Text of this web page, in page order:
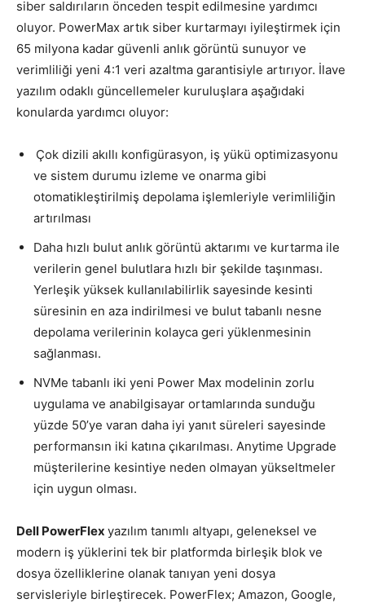
siber saldırıların önceden tespit edilmesine yardımcı
oluyor. PowerMax artık siber kurtarmayı iyileştirmek için
65 milyona kadar güvenli anlık görüntü sunuyor ve
verimliliği yeni 4:1 veri azaltma garantisiyle artırıyor. İlave
yazılım odaklı güncellemeler kuruluşlara aşağıdaki
konularda yardımcı oluyor:
Çok dizili akıllı konfigürasyon, iş yükü optimizasyonu
ve sistem durumu izleme ve onarma gibi
otomatikleştirilmiş depolama işlemleriyle verimliliğin
artırılması
Daha hızlı bulut anlık görüntü aktarımı ve kurtarma ile
verilerin genel bulutlara hızlı bir şekilde taşınması.
Yerleşik yüksek kullanılabilirlik sayesinde kesinti
süresinin en aza indirilmesi ve bulut tabanlı nesne
depolama verilerinin kolayca geri yüklenmesinin
sağlanması.
NVMe tabanlı iki yeni Power Max modelinin zorlu
uygulama ve anabilgisayar ortamlarında sunduğu
yüzde 50’ye varan daha iyi yanıt süreleri sayesinde
performansın iki katına çıkarılması. Anytime Upgrade
müşterilerine kesintiye neden olmayan yükseltmeler
için uygun olması.
Dell PowerFlex yazılım tanımlı altyapı, geleneksel ve
modern iş yüklerini tek bir platformda birleşik blok ve
dosya özelliklerine olanak tanıyan yeni dosya
servisleriyle birleştirecek. PowerFlex; Amazon, Google,